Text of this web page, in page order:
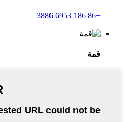
+86 186 6953 3886
قمة